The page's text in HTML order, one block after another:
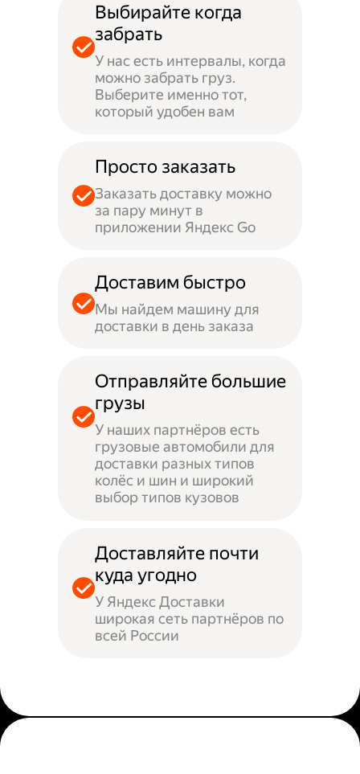
Выбирайте когда
забрать
У нас есть интервалы, когда
можно забрать груз.
Выберите именно тот,
который удобен вам
Просто заказать
Заказать доставку можно
за пару минут в
приложении Яндекс Go
Доставим быстро
Мы найдем машину для
доставки в день заказа
Отправляйте большие
грузы
У наших партнёров есть
грузовые автомобили для
доставки разных типов
колёс и шин и широкий
выбор типов кузовов
Доставляйте почти
куда угодно
У Яндекс Доставки
широкая сеть партнёров по
всей России